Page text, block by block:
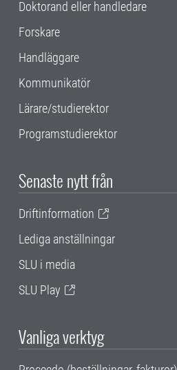
Doktorand eller handledare
Forskare
Handläggare
Kommunikatör
Lärare/studierektor
Programstudierektor
Senaste nytt från
Driftinformation
Lediga anställningar
SLU i media
SLU Play
Vanliga verktyg